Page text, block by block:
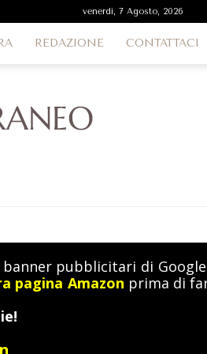
venerdì, 7 Agosto, 2026
REDAZIONE CONTATTACI
pubblicitari di
pagina Amazon prima di